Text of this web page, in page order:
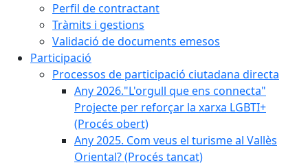
Perfil de contractant
Tràmits i gestions
Validació de documents emesos
Participació
Processos de participació ciutadana directa
Any 2026."L'orgull que ens connecta"
Projecte per reforçar la xarxa LGBTI+
(Procés obert)
Any 2025. Com veus el turisme al Vallès
Oriental? (Procés tancat)